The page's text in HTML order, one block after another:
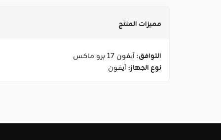
مميزات المنتج
التوافق: آيفون 17 برو ماكس
نوع الجهاز: آيفون